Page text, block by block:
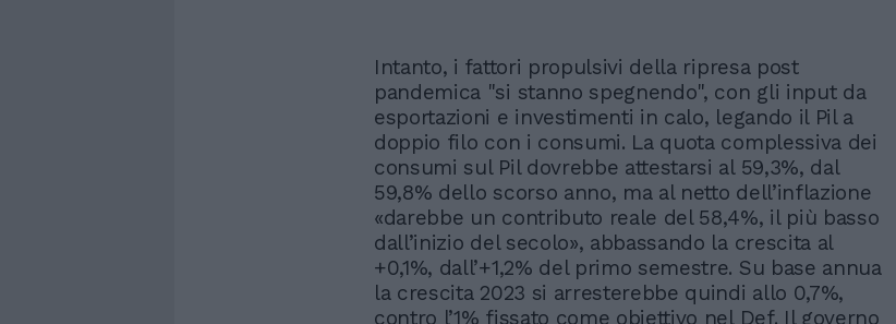
Intanto, i fattori propulsivi della ripresa post
pandemica "si stanno spegnendo", con gli input da
esportazioni e investimenti in calo, legando il Pil a
doppio filo con i consumi. La quota complessiva dei
consumi sul Pil dovrebbe attestarsi al 59,3%, dal
59,8% dello scorso anno, ma al netto dell’inflazione
«darebbe un contributo reale del 58,4%, il più basso
dall’inizio del secolo», abbassando la crescita al
+0,1%, dall’+1,2% del primo semestre. Su base annua
la crescita 2023 si arresterebbe quindi allo 0,7%,
contro l’1% fissato come obiettivo nel Def. Il governo